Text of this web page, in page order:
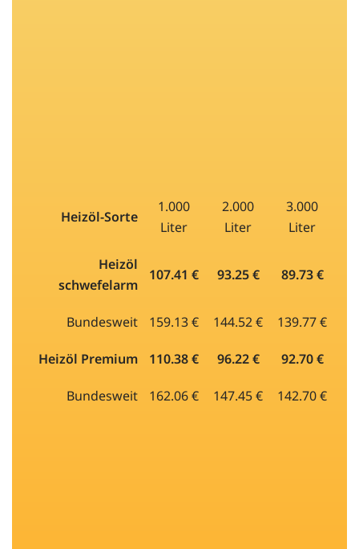
Heizöl-Sorte
1.000
Liter
2.000
Liter
3.000
Liter
Heizöl
schwefelarm
107.41 € 93.25 € 89.73 €
Bundesweit 159.13 € 144.52 € 139.77 €
Heizöl Premium 110.38 € 96.22 € 92.70 €
Bundesweit 162.06 € 147.45 € 142.70 €